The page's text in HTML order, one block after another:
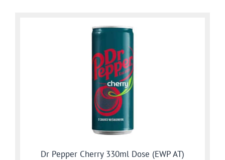
Dr Pepper Cherry 330ml Dose (EWP AT)